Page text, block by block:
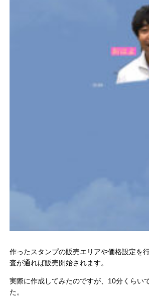
作ったスタンプの販売エリアや価格設定を
査が通れば販売開始されます。
実際に作成してみたのですが、10分くらい
た。